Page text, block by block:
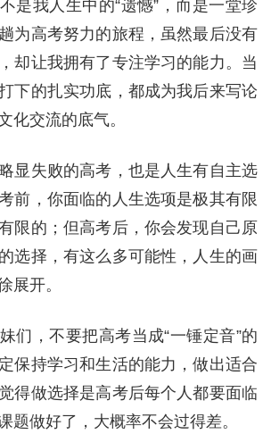
是我人生中的“遗憾”，而是一堂珍
为高考努力的旅程，虽然最后没有
却让我拥有了专注学习的能力。当
下的扎实功底，都成为我后来写论
化交流的底气。
显失败的高考，也是人生有自主选
前，你面临的人生选项是极其有限
限的；但高考后，你会发现自己原
选择，有这么多可能性，人生的画
展开。
们，不要把高考当成“一锤定音”的
保持学习和生活的能力，做出适合
得做选择是高考后每个人都要面临
题做好了，大概率不会过得差。